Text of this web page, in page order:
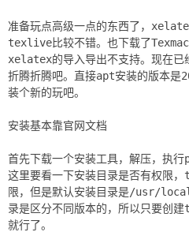
准备玩点高级一点的东西了，
texlive比较不错。也下载了
xelatex的导入导出不支持。现在已
折腾折腾吧。直接apt安装的版本是
装个新的玩吧。
安装基本靠官网文档
首先下载一个安装工具，解压，
这里要看一下安装目录是否有权限
限，但是默认安装目录是/usr/
录是区分不同版本的，所以只要创
就行了。